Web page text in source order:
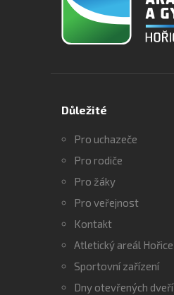
Důležité
Pro uchazeče
Pro rodiče
Pro žáky
Pro veřejnost
Kontakt
Atletický areál Hořice
Sportovní zařízení
Dny otevřených dveří